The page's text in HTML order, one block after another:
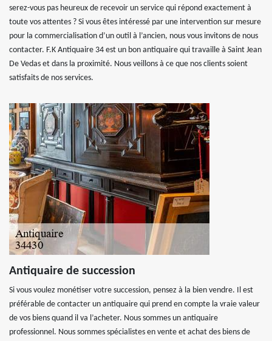
serez-vous pas heureux de recevoir un service qui répond exactement à
toute vos attentes ? Si vous êtes intéressé par une intervention sur mesure
pour la commercialisation d’un outil à l’ancien, nous vous invitons de nous
contacter. F.K Antiquaire 34 est un bon antiquaire qui travaille à Saint Jean
De Vedas et dans la proximité. Nous veillons à ce que nos clients soient
satisfaits de nos services.
Antiquaire de succession
Si vous voulez monétiser votre succession, pensez à la bien vendre. Il est
préférable de contacter un antiquaire qui prend en compte la vraie valeur
de vos biens quand il va l’acheter. Nous sommes un antiquaire
professionnel. Nous sommes spécialistes en vente et achat des biens de